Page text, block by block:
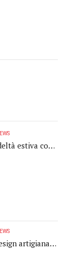
estiva con
artigianale